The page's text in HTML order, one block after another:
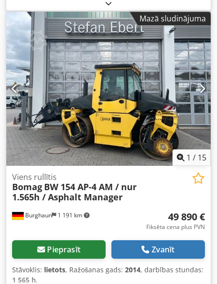
atrast sadaļā “Dokumenti” PDF formātā, ko varat
lejupielādēt! Djdpfjzqaycsx Aiaskr Krāsa: kā attēlā,
atbilstoši attēliem un apskatei. Stāvoklis: lietots.Mazā sludinājuma
1 / 15
Burghaun 1 191 km
Viens rullītis
Bomag BW 154 AP-4 AM / nur
1.565h / Asphalt Manager
49 890 €
Fiksēta cena plus PVN
Pieprasīt Zvanīt
Stāvoklis: lietots, Ražošanas gads: 2014, darbības stundas:
1 565 h,